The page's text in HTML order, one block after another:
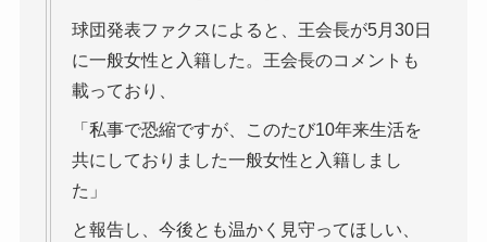
球団発表ファクスによると、王会長が5月30日
に一般女性と入籍した。王会長のコメントも
載っており、
「私事で恐縮ですが、このたび10年来生活を
共にしておりました一般女性と入籍しまし
た」
と報告し、今後とも温かく見守ってほしい、